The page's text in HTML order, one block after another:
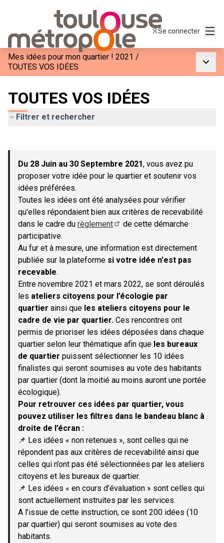
Se connecter
Mes idées pour mon quartier ! 2021 /
TOUTES VOS IDÉES
TOUTES VOS IDÉES
Filtrer et rechercher
−
Du 28 Juin au 30 Septembre 2021, vous avez pu
proposer votre idée pour le quartier et soutenir vos
idées préférées.
Toutes les idées ont été analysées pour vérifier
qu'elles répondaient bien aux critères de recevabilité
dans le cadre du règlement
de cette démarche
participative.
Au fur et à mesure, une information est directement
publiée sur la plateforme si votre idée n'est pas
recevable.
Entre novembre 2021 et mars 2022, se sont déroulés
les ateliers citoyens pour l’écologie par
quartier ainsi que les ateliers citoyens pour le
cadre de vie par quartier. Ces rencontres ont
permis de prioriser les idées déposées dans chaque
quartier selon leur thématique afin que les bureaux
de quartier puissent sélectionner les 10 idées
finalistes qui seront soumises au vote des habitants
par quartier (dont la moitié au moins auront une portée
écologique).
Pour retrouver ces idées par quartier, vous
pouvez utiliser les filtres dans le bandeau blanc à
droite de l’écran :
📌 Les idées « non retenues », sont celles qui ne
répondent pas aux critères de recevabilité ainsi que
celles qui n’ont pas été sélectionnées par les ateliers
citoyens et les bureaux de quartier.
📌 Les idées « en cours d’évaluation » sont celles qui
sont actuellement instruites par les services.
A l’issue de cette instruction, ce sont 200 idées (10
par quartier) qui seront soumises au vote des
habitants.